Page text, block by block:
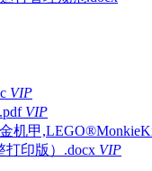
VIP
VIP
机甲
打印版）.docx VIP